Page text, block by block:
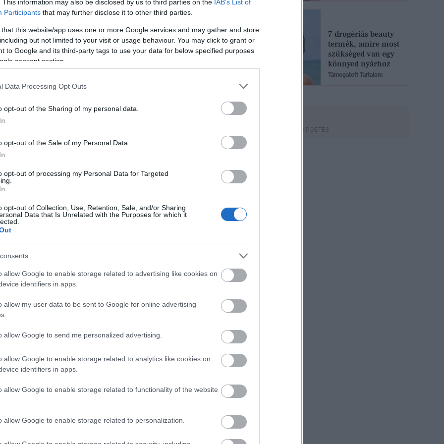
This information may also be disclosed by us to third parties on the IAB’s List of
Participants that may further disclose it to other third parties.
that this website/app uses one or more Google services and may gather and store
but not limited to your visit or usage behaviour. You may click to grant or
to Google and its third-party tags to use your data for below specified purposes
consent section.
Data Processing Opt Outs
opt-out of the Sharing of my personal data.
opt-out of the Sale of my Personal Data.
opt-out of processing my Personal Data for Targeted
opt-out of Collection, Use, Retention, Sale, and/or Sharing
Data that Is Unrelated with the Purposes for which it
allow Google to enable storage related to advertising like cookies on
identifiers in apps.
allow my user data to be sent to Google for online advertising
allow Google to send me personalized advertising.
allow Google to enable storage related to analytics like cookies on
identifiers in apps.
allow Google to enable storage related to functionality of the website
allow Google to enable storage related to personalization.
sebeken, a háborúkon és a
a múlt feldolgozása, az előző
Aspirituálisútkeresés fő témája
hagyományokon, a szigorú
van. Kulcstéma lehet az
A spirituális útkeresés fő
megélése.
szabadságon és az újrakezdésen
a kizsákmányolásról szólt.
maga az önkifejezés. A spirituális
lehet.
8 jel, hogy nem ez az
közülük gyakoribb,
és a gyarmatosításból
természetközeliség, és az
fő témája a test-föld kapcsolat
7 drogériás beauty
termék, amire most
szükséged van egy
könnyed nyárhoz
Támogatott Tartalom